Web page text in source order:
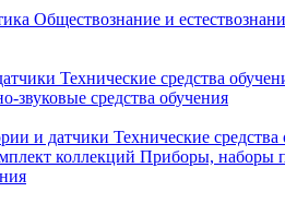
Обществознание и
Технические средства
звуковые средства обучения
и датчики Технические
коллекций Приборы, наборы